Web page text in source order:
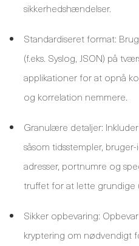
sikkerhedshændelser.
Standardiseret format:
(f.eks. Syslog, JSON) på
applikationer for at opnå
og korrelation nemmere.
Granulære detaljer:
såsom tidsstempler,
adresser, portnumre og
truffet for at lette grundige
Sikker opbevaring:
kryptering om nødvendigt